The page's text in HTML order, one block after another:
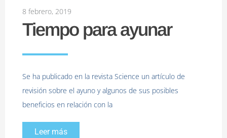
8 febrero, 2019
Tiempo para ayunar
Se ha publicado en la revista Science un artículo de
revisión sobre el ayuno y algunos de sus posibles
beneficios en relación con la
Leer más